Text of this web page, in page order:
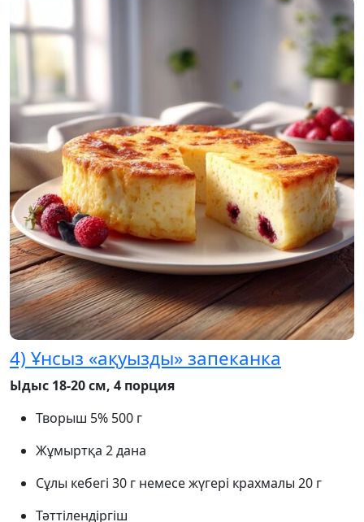
4) Ұнсыз «ақуызды» запеканка
Ыдыс 18-20 см, 4 порция
Творыш 5% 500 г
Жұмыртқа 2 дана
Сұлы кебегі 30 г немесе жүгері крахмалы 20 г
Тәттілендіргіш